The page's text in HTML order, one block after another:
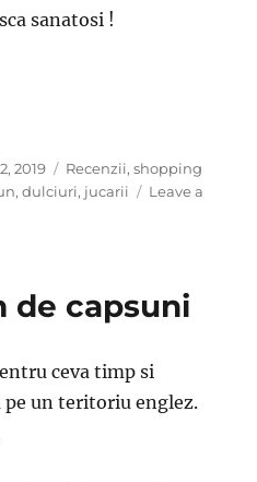
sanatosi !
2019 Categories
Recenzii,shopping
,dulciuri, jucarii
Leave a
de capsuni
ceva timp si
un teritoriu englez.